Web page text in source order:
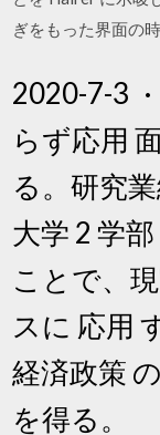
ぎをもった界面の
2020-7-3
らず応用
る。研究
大学 2 学
ことで、
スに 応用
経済政策
を得る。